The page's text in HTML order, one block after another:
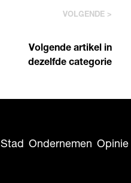
VOLGENDE >
Volgende artikel in
dezelfde categorie
Stad Ondernemen Opinie